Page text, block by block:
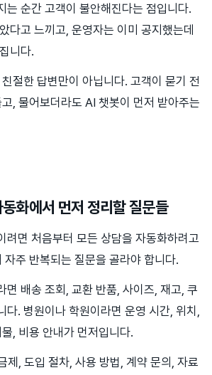
는 순간 고객이 불안해진다는 점입니다.
다고 느끼고, 운영자는 이미 공지했는데
니다.
절한 답변만이 아닙니다. 고객이 묻기 전
, 물어보더라도 AI 챗봇이 먼저 받아주는
화에서 먼저 정리할 질문들
려면 처음부터 모든 상담을 자동화하려고
자주 반복되는 질문을 골라야 합니다.
면 배송 조회, 교환 반품, 사이즈, 재고, 쿠
다. 병원이나 학원이라면 운영 시간, 위치,
, 비용 안내가 먼저입니다.
제, 도입 절차, 사용 방법, 계약 문의, 자료